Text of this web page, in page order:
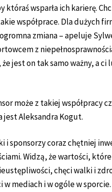
któraś wsparła ich karierę.
współprace. Dla dużych
zmiana – apeluje
z
jest on tak samo ważny, a
może z takiej współpracy
jest Aleksandra Kogut.
i sponsorzy coraz chętniej
Widzą, że wartości,
chęci walki i
w mediach i w ogóle w